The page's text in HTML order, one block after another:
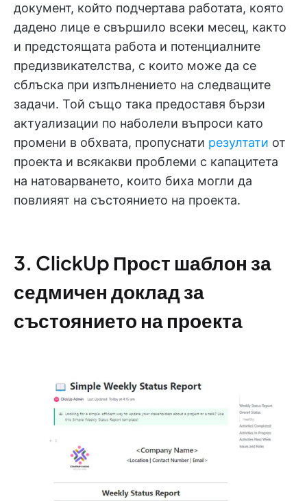
документ, който подчертава работата, която
дадено лице е свършило всеки месец, както
и предстоящата работа и потенциалните
предизвикателства, с които може да се
сблъска при изпълнението на следващите
задачи. Той също така предоставя бързи
актуализации по наболели въпроси като
промени в обхвата, пропуснати резултати от
проекта и всякакви проблеми с капацитета
на натоварването, които биха могли да
повлияят на състоянието на проекта.
3. ClickUp Прост шаблон за
седмичен доклад за
състоянието на проекта